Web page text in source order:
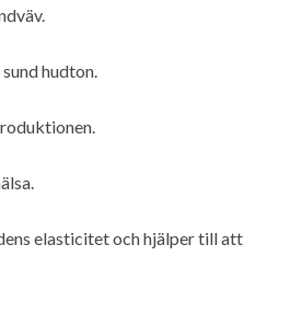
hudton.
elasticitet och hjälper till att